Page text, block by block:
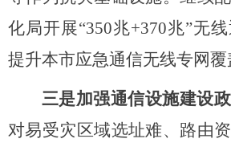
化局开展“350兆+370兆”无
提升本市应急通信无线专网覆
三是加强通信设施建设政
对易受灾区域选址难、路由